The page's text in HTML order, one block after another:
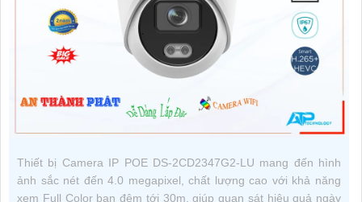
Thiết bị Camera IP POE DS-2CD2347G2-LU mang đến hình
ảnh sắc nét đến 4.0 megapixel, chất lượng cao với khả năng
xem Full Color ban đêm tới 30m, giúp quan sát hiệu quả ngày